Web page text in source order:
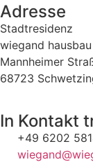
Adresse
Stadtresidenz
wiegand
Mannheimer
68723
In Kontakt
+49 6202